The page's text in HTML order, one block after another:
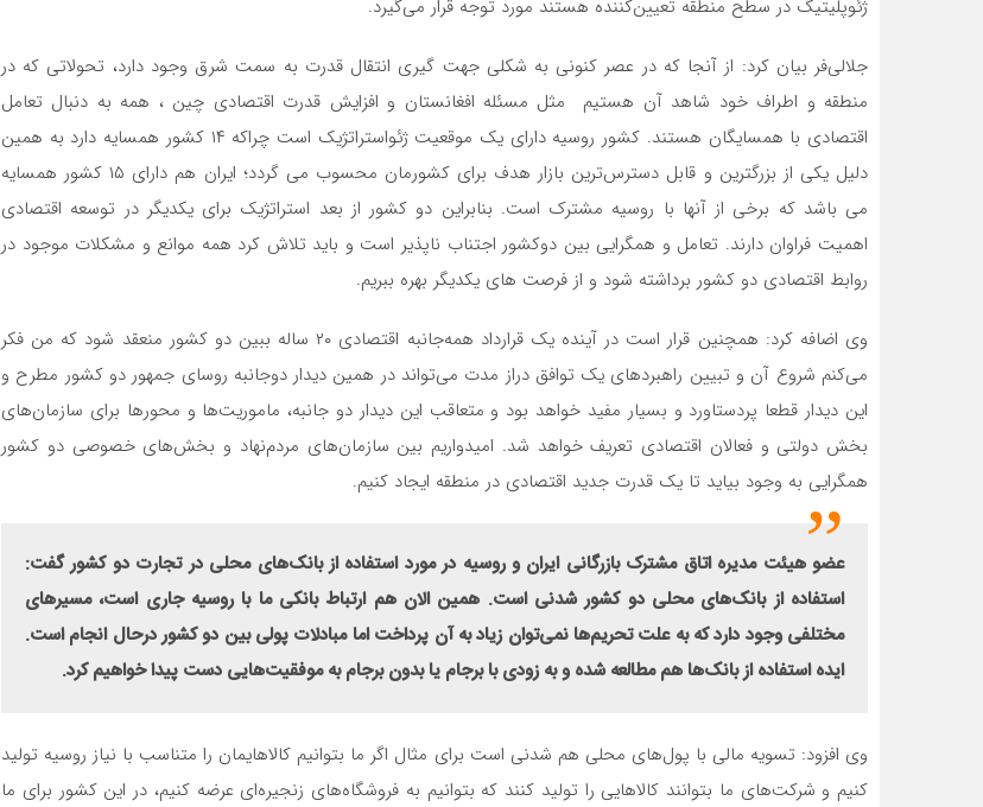
ژئوپلیتیک در سطح منطقه تعیین‌کننده هستند مورد توجه قرار می‌گیرد.
جلالی‌فر بیان کرد: از آنجا که در عصر کنونی به شکلی جهت گیری انتقال قدرت به سمت شرق وجود دارد، تحولاتی که در
منطقه و‌ اطراف خود شاهد آن هستیم مثل مسئله افغانستان و افزایش قدرت‌ اقتصادی چین ، همه به دنبال تعامل
اقتصادی با همسایگان هستند. کشور روسیه دارای یک موقعیت ژئواستراتژیک است چراکه ۱۴ کشور همسایه دارد به همین
دلیل یکی از بزرگترین و قابل دسترس‌ترین بازار هدف برای کشورمان محسوب می گردد؛ ایران هم دارای ۱۵ کشور همسایه
می باشد که برخی از آنها با روسیه مشترک است. بنابراین دو کشور از بعد استراتژیک برای یکدیگر در توسعه اقتصادی
اهمیت فراوان دارند. تعامل و همگرایی بین دو‌کشور اجتناب ناپذیر است و باید تلاش کرد همه موانع و مشکلات موجود در
روابط اقتصادی دو کشور برداشته شود و‌ از فرصت های یکدیگر بهره ببریم.
وی اضافه کرد: همچنین قرار است در آینده یک قرارداد همه‌جانبه اقتصادی ۲۰ ساله ببین دو کشور منعقد شود که من فکر
می‌کنم شروع آن و تبیین راهبردهای یک توافق دراز مدت می‌تواند در همین دیدار دوجانبه روسای جمهور دو کشور مطرح و
این دیدار قطعا پردستاورد و بسیار مفید خواهد بود و متعاقب این دیدار دو جانبه، ماموریت‌ها و محورها برای سازمان‌های
بخش دولتی و فعالان اقتصادی تعریف خواهد شد. امیدواریم بین سازمان‌های مردم‌نهاد و بخش‌های خصوصی دو کشور
همگرایی به وجود بیاید تا یک قدرت جدید اقتصادی در منطقه ایجاد کنیم.
عضو هیئت مدیره اتاق مشترک بازرگانی ایران و روسیه در مورد استفاده از بانک‌های محلی در تجارت دو کشور گفت:
استفاده از بانک‌های محلی دو کشور شدنی است. همین الان هم ارتباط بانکی ما با روسیه جاری است، مسیرهای
مختلفی وجود دارد که به علت تحریم‌ها نمی‌توان زیاد به آن پرداخت اما مبادلات پولی بین دو کشور درحال انجام است.
ایده استفاده از بانک‌ها هم مطالعه شده و به زودی با برجام یا بدون برجام به موفقیت‌هایی دست پیدا خواهیم کرد.
وی افزود: تسویه مالی با پول‌های محلی هم شدنی است برای مثال اگر ما بتوانیم کالاهایمان را متناسب با نیاز روسیه تولید
کنیم و شرکت‌های ما بتوانند کالاهایی را تولید کنند که بتوانیم به فروشگاه‌های زنجیره‌ای عرضه کنیم، در این کشور برای ما